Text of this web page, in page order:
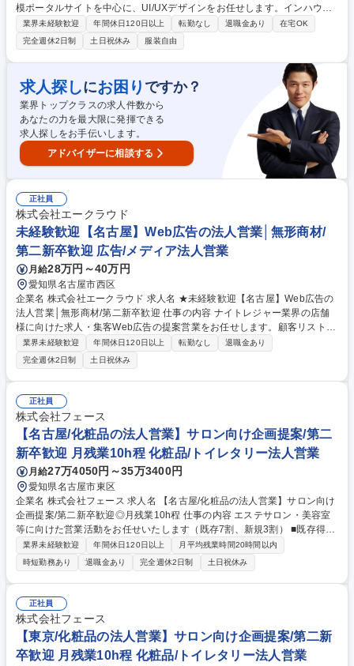
模ポータルサイトを中心に、UI/UXデザインをお任せします。インハウス
デザイナーとして、自社サービスの成長に継続的に関われるポジションで
す。 ■課題定義、仮説設計 ■UX / UI設計 ■データ分析、ユーザー／カスタ
マー調査 ■ポータルサイト内キャンペーンLPのデザイン ■ポスター・資
料・POPなど販促物のデザイン ※DTP制作は主にグラフィックチームが
担当します 募集職種 【東京本社】シニアUI/UXデザイナー｜Figma/Web
デザイン/フロントエンド
業界未経験歓迎 年間休日120日以上 転勤なし 退職金あり
在宅OK
完全週休2日制
土日祝休み 服装自由
求人探しにお困り ですか？
業界トップクラスの求人件数から
あなたの力を最大限に発揮できる
求人探しをお手伝いします。
アドバイザーに相談する
正社員
株式会社エークラウド
未経験歓迎【名古屋】Web広告の法人営業│無形商材/
第二新卒歓迎 広告/メディア法人営業
月給28万円～40万円
愛知県名古屋市西区
企業名 株式会社エークラウド 求人名 ★未経験歓迎【名古屋】Web広告の
法人営業│無形商材/第二新卒歓迎 仕事の内容 ナイトレジャー業界の店舗
様に向けた求人・集客Web広告の提案営業をお任せします。顧客リストの
作成からアポイント獲得、課題のヒアリング、最適な広告プランの提案、
契約締結後のフォローまで一貫して行います。 ■顧客リスト作成と担当エ
リア・業種の選定 ■トークスクリプトを使用したテレアポ業務 ■店舗の課
題ヒアリングと広告プラン提案 ■契約締結と掲載サポート・改善提案 ■新
媒体を中心とした拡販活動の推進 ■先輩同行からスタートし段階的に独立
募集職種 ★未経験歓迎【名古屋】Web広告の法人営業│無形商材/第二新卒
歓迎
業界未経験歓迎 年間休日120日以上 転勤なし
退職金あり
完全週休2日制
土日祝休み
正社員
株式会社フェース
【名古屋/化粧品の法人営業】サロン向け企画提案/第二
新卒歓迎 月残業10h程 化粧品/トイレタリー法人営業
月給27万4050円～35万3400円
愛知県名古屋市東区
企業名 株式会社フェース 求人名 【名古屋/化粧品の法人営業】サロン向け
企画提案/第二新卒歓迎◎月残業10h程 仕事の内容 エステサロン・美容室
等に向けた営業活動をお任せいたします（既存7割、新規3割） ■既存得意
先の営業/管理：商談、イベント開催、スタッフ教育等の提案■新規得意先
の開拓：営業先のリストアップ、DM送付、商談 ＼安定した環境で長く働
きたい方におすすめ／ ■営業未経験からスタート可能：美容業界でのご経
験を武器に、営業という新しいキャリアにチャレンジできます。充実した
研修制度の中で専門知識・スキルを身に付けていただきます。 ■残業は月
平均10時間以内：プライベートの時間も大切にできる環境 ■多くの社員が
産休育休を取得：家庭と両立しながらキャリア形成が可能 募集職種 【名
古屋/化粧品の法人営業】サロン向け企画提案/第二新卒歓迎◎月残業10h程
業界未経験歓迎 年間休日120日以上
月平均残業時間20時間以内
時短勤務あり
退職金あり 完全週休2日制 土日祝休み
正社員
株式会社フェース
【東京/化粧品の法人営業】サロン向け企画提案/第二新
卒歓迎 月残業10h程 化粧品/トイレタリー法人営業